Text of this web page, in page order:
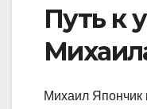
Путь к
Михаил Япончик